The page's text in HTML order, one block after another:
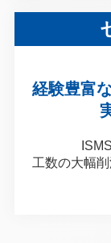
経験豊富
工数の大幅